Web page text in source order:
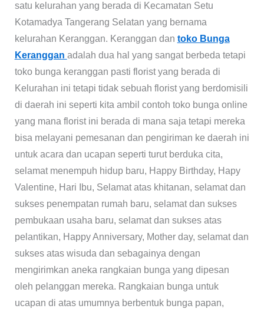
satu kelurahan yang berada di Kecamatan Setu
Kotamadya Tangerang Selatan yang bernama
kelurahan Keranggan. Keranggan dan toko Bunga
Keranggan adalah dua hal yang sangat berbeda tetapi
toko bunga keranggan pasti florist yang berada di
Kelurahan ini tetapi tidak sebuah florist yang berdomisili
di daerah ini seperti kita ambil contoh toko bunga online
yang mana florist ini berada di mana saja tetapi mereka
bisa melayani pemesanan dan pengiriman ke daerah ini
untuk acara dan ucapan seperti turut berduka cita,
selamat menempuh hidup baru, Happy Birthday, Hapy
Valentine, Hari Ibu, Selamat atas khitanan, selamat dan
sukses penempatan rumah baru, selamat dan sukses
pembukaan usaha baru, selamat dan sukses atas
pelantikan, Happy Anniversary, Mother day, selamat dan
sukses atas wisuda dan sebagainya dengan
mengirimkan aneka rangkaian bunga yang dipesan
oleh pelanggan mereka. Rangkaian bunga untuk
ucapan di atas umumnya berbentuk bunga papan,